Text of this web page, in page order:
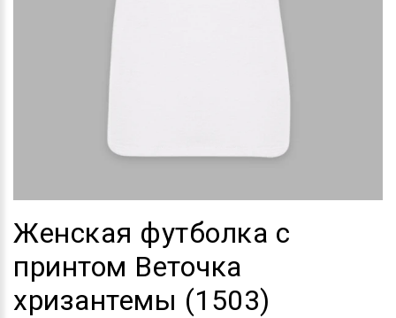
Женская футболка с
принтом Веточка
хризантемы (1503)